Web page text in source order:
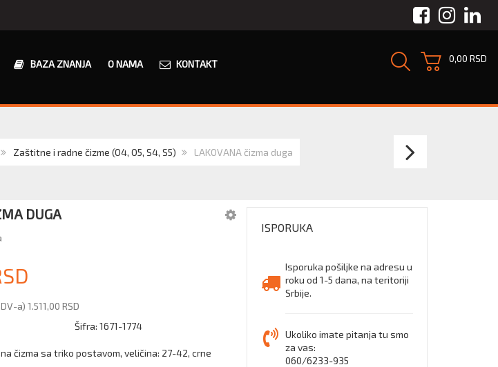
Facebook
BAZA ZNANJA O NAMA KONTAKT 0,00 RSD
Zaštitne i radne čizme (O4, O5, S4, S5) LAKOVANA čizma duga
DUGA
a) 1.511,00 RSD
Šifra: 1671-1774
čizma sa triko postavom, veličina: 27-42, crne
ISPORUKA
Isporuka pošiljke na adresu u
roku od 1-5 dana, na teritoriji
Srbije.
Ukoliko imate pitanja tu smo
za vas:
060/6233-935